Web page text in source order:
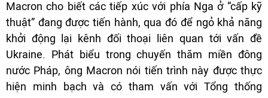
Macron cho biết các tiếp xúc với phía Nga ở “cấp kỹ
thuật” đang được tiến hành, qua đó để ngỏ khả năng
khởi động lại kênh đối thoại liên quan tới vấn đề
Ukraine. Phát biểu trong chuyến thăm miền đông
nước Pháp, ông Macron nói tiến trình này được thực
hiện minh bạch và có tham vấn với Tổng thống